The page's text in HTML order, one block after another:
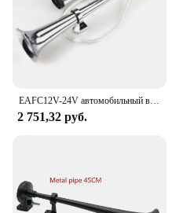
EAFC12V-24V автомобильный воздушный гудок 17 дюймов 180 дБ Гц Автомобильная сирена тональный насос с одним гудком компрессор Bocina для грузовика автомобиля
2 751,32 руб.